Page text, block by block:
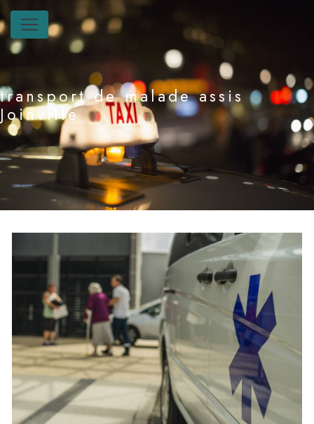
Panneau de gestion des cookies
transport de malade assis
Joinville